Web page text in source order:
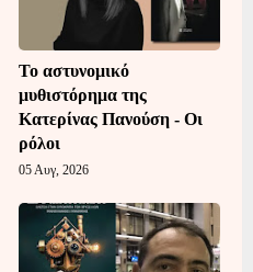
Το αστυνομικό
μυθιστόρημα της
Κατερίνας Πανούση - Οι
ρόλοι
05 Αυγ, 2026